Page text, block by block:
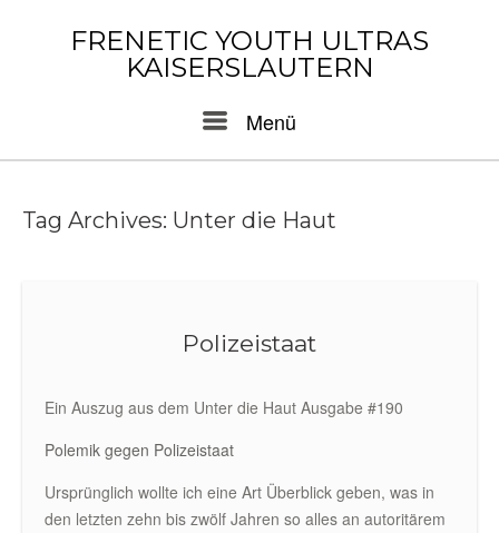
FRENETIC YOUTH ULTRAS
KAISERSLAUTERN
Menü
Tag Archives: Unter die Haut
Polizeistaat
Ein Auszug aus dem Unter die Haut Ausgabe #190
Polemik gegen Polizeistaat
Ursprünglich wollte ich eine Art Überblick geben, was in
den letzten zehn bis zwölf Jahren so alles an autoritärem